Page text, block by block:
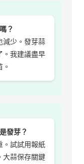
？
減少。發芽蒜
。我建議盡早
發芽？
。試試用報紙
大蒜保存關鍵